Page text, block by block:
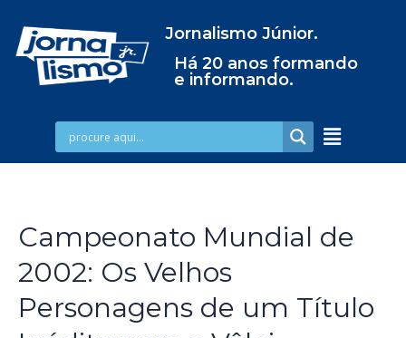
Jornalismo Júnior.
Há 20 anos formando
e informando.
Campeonato Mundial de
2002: Os Velhos
Personagens de um Título